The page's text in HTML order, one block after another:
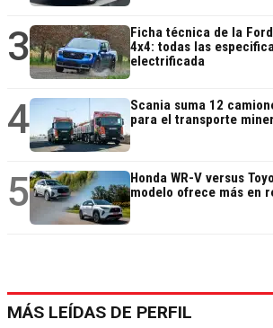
3
Ficha técnica de la
4x4: todas las
electrificada
4
Scania suma 12
para el transporte
5
Honda WR-V versus
modelo ofrece más en
MÁS LEÍDAS DE PERFIL